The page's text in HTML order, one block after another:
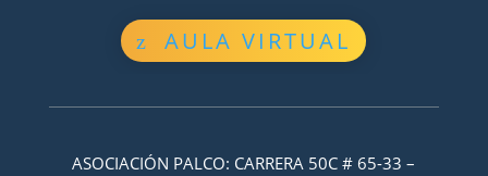
AULA VIRTUAL
ASOCIACIÓN PALCO: CARRERA 50C # 65-33 –